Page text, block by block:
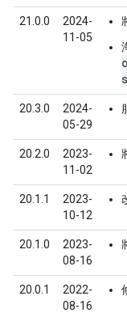
21.0.0
2024-
11-05
20.3.0
2024-
05-29
20.2.0
2023-
11-02
20.1.1
2023-
10-12
20.1.0
2023-
08-16
20.0.1
2022-
08-16